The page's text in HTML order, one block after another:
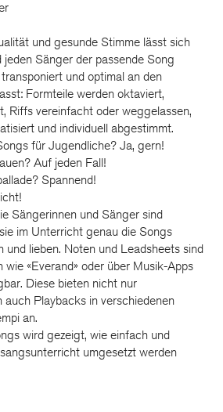
und gesunde Stimme lässt sich
Sänger der passende Song
und optimal an den
Formteile werden oktaviert,
Riffs vereinfacht oder weggelassen,
und individuell abgestimmt.
für Jugendliche? Ja, gern!
Auf jeden Fall!
Spannend!
Sängerinnen und Sänger sind
im Unterricht genau die Songs
und lieben. Noten und Leadsheets sind
wie «Everand» oder über Musik-Apps
Diese bieten nicht nur
auch Playbacks in verschiedenen
an.
wird gezeigt, wie einfach und
umgesetzt werden